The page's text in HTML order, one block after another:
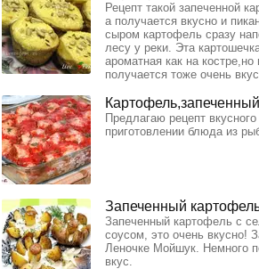
Рецепт такой запеченной
а получается вкусно и
сыром картофель сразу
лесу у реки. Эта
ароматная как на костре,но
получается тоже очень
Предлагаю рецепт
приготовлении блюда из
Запеченный
Запеченный картофель с
соусом, это очень вкусно!
Леночке Мойшук. Немного
вкус.